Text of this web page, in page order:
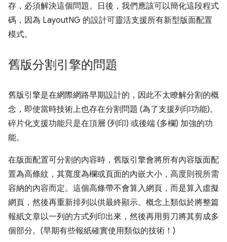
存，必須解決這個問題。日後，我們應該可以簡化這段程式
碼，因為 LayoutNG 的設計可靈活支援所有新型版面配置
模式。
舊版分割引擎的問題
舊版引擎是在網際網路早期設計的，因此不太瞭解分割的概
念，即使當時技術上也存在分割問題 (為了支援列印功能)。
碎片化支援功能只是在頂層 (列印) 或後端 (多欄) 加強的功
能。
在版面配置可分割的內容時，舊版引擎會將所有內容版面配
置為高條紋，其寬度為欄或頁面的內嵌大小，高度則視所需
容納的內容而定。這個高條帶不會算入網頁，而是算入虛擬
網頁，然後再重新排列以供最終顯示。概念上類似於將整篇
報紙文章以一列的方式列印出來，然後再用剪刀將其剪成多
個部分。(早期有些報紙確實使用類似的技術！)